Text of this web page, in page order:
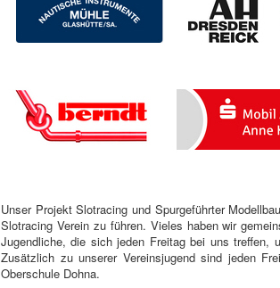
Unser Projekt Slotracing und Spurgeführter
Slotracing Verein zu führen. Vieles haben wir
Jugendliche, die sich jeden Freitag bei uns treffen,
Zusätzlich zu unserer Vereinsjugend sind jeden
Oberschule Dohna.